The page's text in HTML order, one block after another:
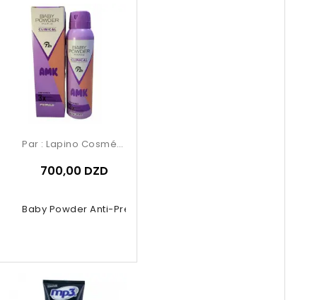
Baby Powder Anti-Prespirant
Par : Lapino Cosmétique
700,00 DZD